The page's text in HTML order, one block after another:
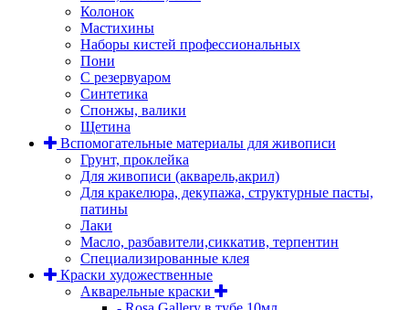
Колонок
Мастихины
Наборы кистей профессиональных
Пони
С резервуаром
Синтетика
Спонжы, валики
Щетина
Вспомогательные материалы для живописи
Грунт, проклейка
Для живописи (акварель,акрил)
Для кракелюра, декупажа, структурные пасты,
патины
Лаки
Масло, разбавители,сиккатив, терпентин
Специализированные клея
Краски художественные
Акварельные краски